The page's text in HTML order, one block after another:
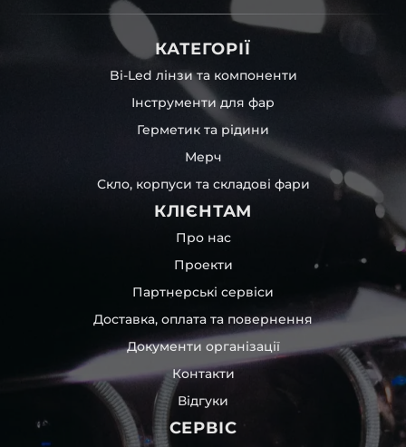
КАТЕГОРІЇ
Bi-Led лінзи та компоненти
Інструменти для фар
Герметик та рідини
Мерч
Скло, корпуси та складові фари
КЛІЄНТАМ
Про нас
Проекти
Партнерські сервіси
Доставка, оплата та повернення
Документи організації
Контакти
Відгуки
СЕРВІС